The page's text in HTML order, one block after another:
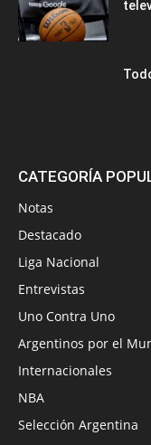
CATEGORÍA
Notas
Destacado
Liga Nacional
Entrevistas
Uno Contra Uno
Argentinos por el
Internacionales
NBA
Selección Argentina